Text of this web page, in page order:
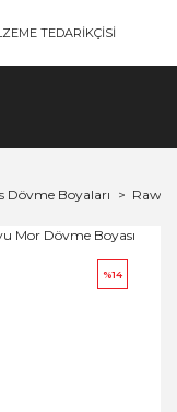
TEDARİKÇİSİ
Dövme Boyaları Raw
%14